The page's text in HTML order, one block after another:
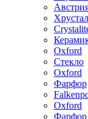
Oxford
Стекло
Oxford
Фарфор
Oxford
Фарфор